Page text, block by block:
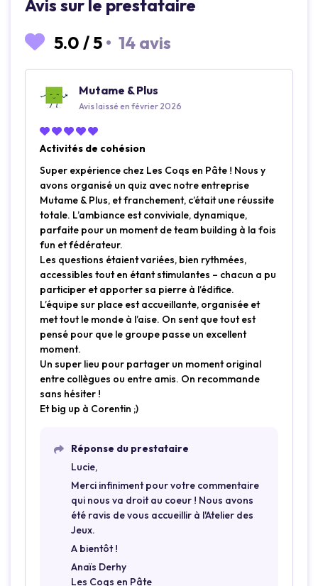
Avis sur le prestataire
5.0 /5 • 14 avis
Mutame & Plus
Avis laissé en février 2026
Activités de cohésion
Super expérience chez Les Coqs en Pâte ! Nous y
avons organisé un quiz avec notre entreprise
Mutame & Plus, et franchement, c’était une réussite
totale. L’ambiance est conviviale, dynamique,
parfaite pour un moment de team building à la fois
fun et fédérateur.
Les questions étaient variées, bien rythmées,
accessibles tout en étant stimulantes – chacun a pu
participer et apporter sa pierre à l’édifice.
L’équipe sur place est accueillante, organisée et
met tout le monde à l’aise. On sent que tout est
pensé pour que le groupe passe un excellent
moment.
Un super lieu pour partager un moment original
entre collègues ou entre amis. On recommande
sans hésiter !
Et big up à Corentin ;)
Réponse du prestataire
Lucie,
Merci infiniment pour votre commentaire
qui nous va droit au coeur ! Nous avons
été ravis de vous accueillir à l'Atelier des
Jeux.
A bientôt !
Anaïs Derhy
Les Coqs en Pâte